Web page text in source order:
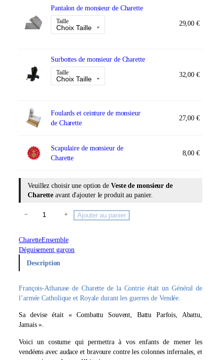
Pantalon de monsieur de Charette
Taille 29,00€
Surbottes de monsieur de Charette
Taille 32,00€
Foulards et ceinture de monsieur
de Charette
27,00€
Scapulaire de monsieur de
Charette
8,00€
Veuillez choisir une option de Veste de monsieur de
Charette avant d'ajouter le produit au panier.
n
t
t
M
o
s
i
− + Ajouter au panier
CharetteEnsemble
Déguisement garçon
Description
François-Athanase de Charette de la Contrie était un Général de
l’armée Catholique et Royale durant les guerres de Vendée.
Sa devise était « Combattu Souvent, Battu Parfois, Abattu,
Jamais ».
Voici un costume qui permettra à vos enfants de mener les
vendéens avec audace et bravoure contre les colonnes infernales, et